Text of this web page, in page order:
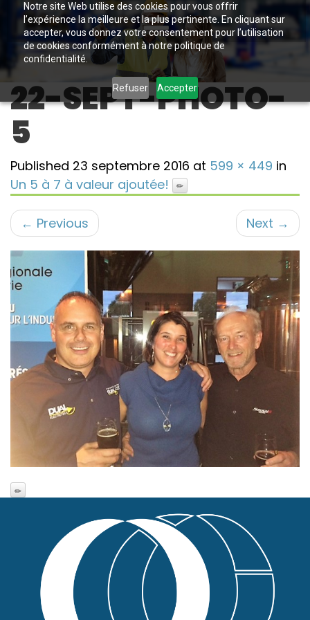
Notre site Web utilise des cookies pour vous offrir
l’expérience la meilleure et la plus pertinente. En cliquant sur
accepter, vous donnez votre consentement pour l’utilisation
de cookies conformément à notre politique de
confidentialité.
Refuser Accepter
22-SEPT-PHOTO-
5
Published 23 septembre 2016 at 599 × 449 in
Un 5 à 7 à valeur ajoutée!
← Previous Next →